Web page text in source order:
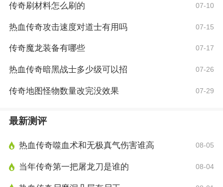
传奇刷材料怎么刷的
07-10
热血传奇攻击速度对道士有用吗 07-15
传奇魔龙装备有哪些 07-17
热血传奇暗黑战士多少级可以招 07-26
传奇地图怪物数量改完没效果 07-29
最新测评
热血传奇噬血术和无极真气伤害谁高 08-05
当年传奇第一把屠龙刀是谁的 08-04